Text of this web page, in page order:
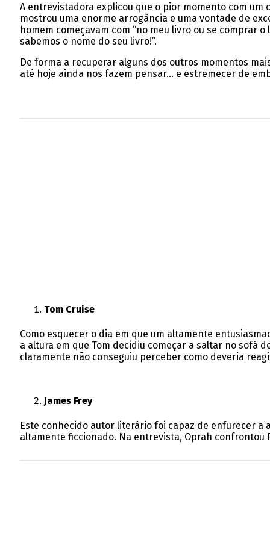
A entrevistadora explicou que o pior momento com
mostrou uma enorme arrogância e uma vontade de
homem começavam com “no meu livro ou se comprar
sabemos o nome do seu livro!”.
De forma a recuperar alguns dos outros momentos
até hoje ainda nos fazem pensar… e estremecer de
Tom Cruise
Como esquecer o dia em que um altamente
a altura em que Tom decidiu começar a saltar no sofá
claramente não conseguiu perceber como deveria
James Frey
Este conhecido autor literário foi capaz de enfurecer a
altamente ficcionado. Na entrevista, Oprah confrontou